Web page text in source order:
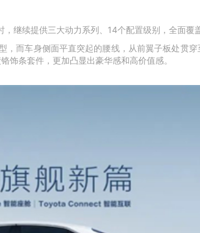
继续提供三大动力系列、14个配置级别，全面覆
而车身侧面平直突起的腰线，从前翼子板处贯
饰条套件，更加凸显出豪华感和高价值感。